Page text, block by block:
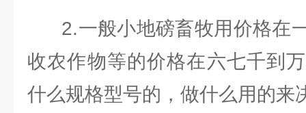
2.一般小地磅畜牧用价格在
收农作物等的价格在六七千到
什么规格型号的，做什么用的来